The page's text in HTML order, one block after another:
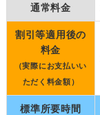
通常料金
割引等適用後の
料金
（実際にお支払いい
ただく料金額）
標準所要時間